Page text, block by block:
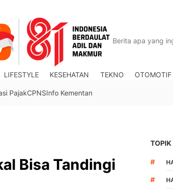
LIFESTYLE KESEHATAN TEKNO OTOMOTIF
PajakCPNSInfo Kementan
Bisa Tandingi
TOPIK
#
#